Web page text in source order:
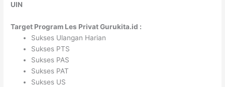
UIN
Target Program Les Privat Gurukita.id :
Sukses Ulangan Harian
Sukses PTS
Sukses PAS
Sukses PAT
Sukses US